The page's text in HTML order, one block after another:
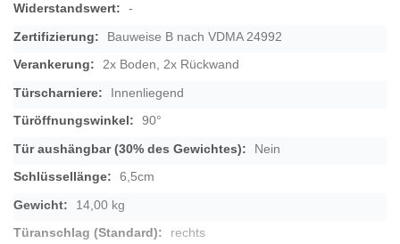
-
Bauweise B nach VDMA 24992
2x Boden, 2x Rückwand
Innenliegend
90°
Nein
6,5cm
14,00 kg
rechts